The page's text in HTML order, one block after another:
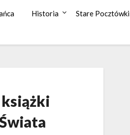
Historia Stare Pocztówki
książki